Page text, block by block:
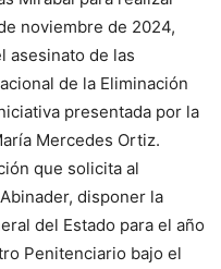
noviembre de 2024,
asesinato de las
de la Eliminación
presentada por la
Mercedes Ortiz.
que solicita al
disponer la
del Estado para el año
Penitenciario bajo el